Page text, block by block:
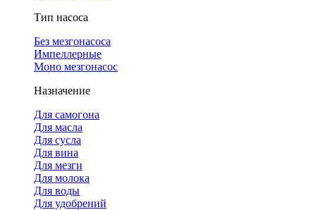
Тип насоса
Без мезгонасоса
Импеллерные
Моно мезгонасос
Назначение
Для самогона
Для масла
Для сусла
Для вина
Для мезги
Для молока
Для воды
Для удобрений